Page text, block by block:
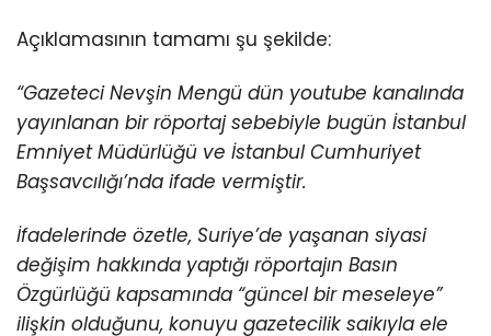
Açıklamasının tamamı şu şekilde:
“Gazeteci Nevşin Mengü dün youtube kanalında
yayınlanan bir röportaj sebebiyle bugün İstanbul
Emniyet Müdürlüğü ve İstanbul Cumhuriyet
Başsavcılığı’nda ifade vermiştir.
İfadelerinde özetle, Suriye’de yaşanan siyasi
değişim hakkında yaptığı röportajın Basın
Özgürlüğü kapsamında “güncel bir meseleye”
ilişkin olduğunu, konuyu gazetecilik saikıyla ele